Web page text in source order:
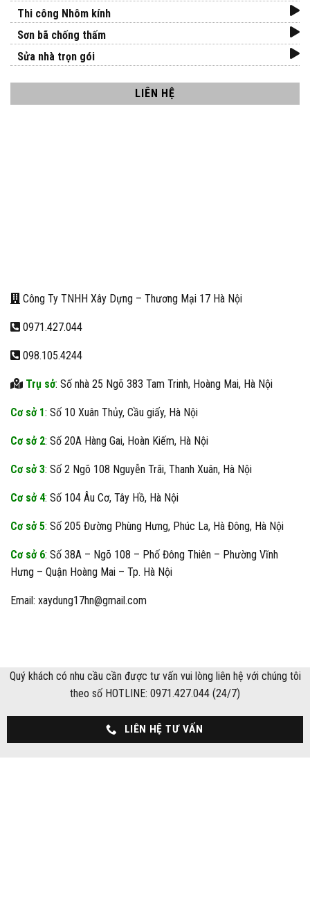
Thi công Nhôm kính
Sơn bã chống thấm
Sửa nhà trọn gói
LIÊN HỆ
Công Ty TNHH Xây Dựng – Thương Mại 17 Hà Nội
0971.427.044
098.105.4244
Trụ sở: Số nhà 25 Ngõ 383 Tam Trinh, Hoàng Mai, Hà Nội
Cơ sở 1: Số 10 Xuân Thủy, Cầu giấy, Hà Nội
Cơ sở 2: Số 20A Hàng Gai, Hoàn Kiếm, Hà Nội
Cơ sở 3: Số 2 Ngõ 108 Nguyễn Trãi, Thanh Xuân, Hà Nội
Cơ sở 4: Số 104 Âu Cơ, Tây Hồ, Hà Nội
Cơ sở 5: Số 205 Đường Phùng Hưng, Phúc La, Hà Đông, Hà Nội
Cơ sở 6: Số 38A – Ngõ 108 – Phố Đông Thiên – Phường Vĩnh
Hưng – Quận Hoàng Mai – Tp. Hà Nội
Email: xaydung17hn@gmail.com
Quý khách có nhu cầu cần được tư vấn vui lòng liên hệ với chúng tôi
theo số HOTLINE: 0971.427.044 (24/7)
LIÊN HỆ TƯ VẤN